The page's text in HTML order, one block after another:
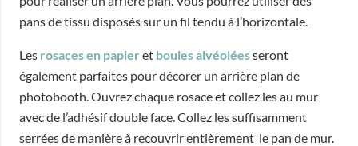
pans de tissu disposés sur un fil tendu à l’horizontale.
Les rosaces en papier et boules alvéoléesseront
également parfaites pour décorer un arrière plan de
photobooth. Ouvrez chaque rosace et collez les au mur
avec de l’adhésif double face. Collez les suffisamment
serrées de manière à recouvrir entièrement le pan de mur.